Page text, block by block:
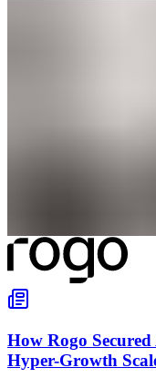
How Rogo
Hyper-Growth